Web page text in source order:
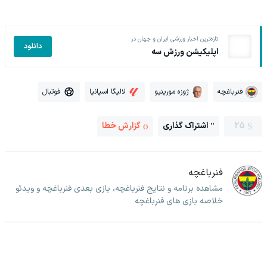
تازه‌ترین اخبار ورزشی ایران و جهان در
اپلیکیشن ورزش سه دانلود
فنرباغچه ژوزه مورینیو لالیگا اسپانیا فوتبال
25 اشتراک گذاری گزارش خطا
فنرباغچه
مشاهده برنامه و نتایج فنرباغچه، بازی بعدی فنرباغچه و ویدئو
خلاصه بازی های فنرباغچه